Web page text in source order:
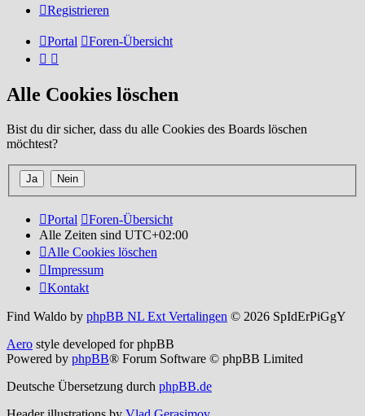
Registrieren
Portal Foren-Übersicht
Alle Cookies löschen
Bist du dir sicher, dass du alle Cookies des Boards löschen
möchtest?
Portal
Foren-Übersicht
Alle Zeiten sind UTC+02:00
Alle Cookies löschen
Impressum
Kontakt
Find Waldo by phpBB NL Ext Vertalingen © 2026 SpIdErPiGgY
Aero style developed for phpBB
Powered by phpBB® Forum Software © phpBB Limited
Deutsche Übersetzung durch phpBB.de